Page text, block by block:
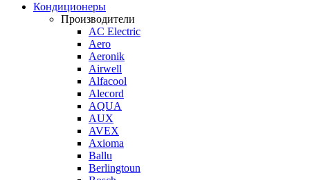
Кондиционеры
Производители
AC Electric
Aero
Aeronik
Airwell
Alfacool
Alecord
AQUA
AUX
AVEX
Axioma
Ballu
Berlingtoun